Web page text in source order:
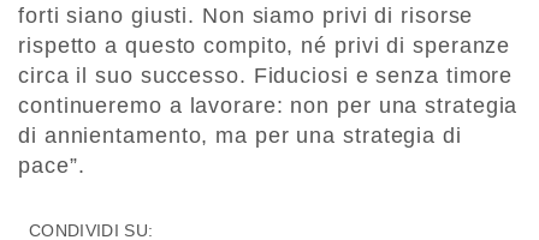
forti siano giusti. Non siamo privi di risorse
rispetto a questo compito, né privi di speranze
circa il suo successo. Fiduciosi e senza timore
continueremo a lavorare: non per una strategia
di annientamento, ma per una strategia di
pace”.
CONDIVIDI SU: